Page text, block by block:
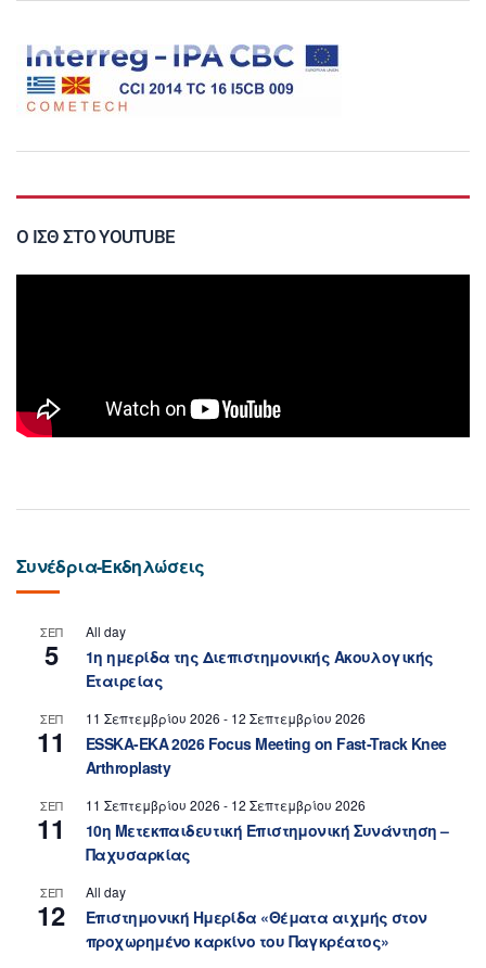
Ο ΙΣΘ ΣΤΟ YOUTUBE
Συνέδρια-Εκδηλώσεις
ΣΕΠ
5
All day
1η ημερίδα της Διεπιστημονικής Ακουλογικής
Εταιρείας
ΣΕΠ
11
11 Σεπτεμβρίου 2026 - 12 Σεπτεμβρίου 2026
ESSKA-EKA 2026 Focus Meeting on Fast-Track Knee
Arthroplasty
ΣΕΠ
11
11 Σεπτεμβρίου 2026 - 12 Σεπτεμβρίου 2026
10η Μετεκπαιδευτική Επιστημονική Συνάντηση –
Παχυσαρκίας
ΣΕΠ
12
All day
Επιστημονική Ημερίδα «Θέματα αιχμής στον
προχωρημένο καρκίνο του Παγκρέατος»